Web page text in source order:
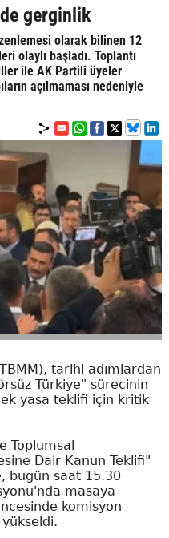
gerginlik
olarak bilinen 12
olaylı başladı. Toplantı
ile AK Partili üyeler
açılmaması nedeniyle
tarihi adımlardan
Türkiye" sürecinin
yasa teklifi için kritik
Toplumsal
Dair Kanun Teklifi"
bugün saat 15.30
masaya
komisyon